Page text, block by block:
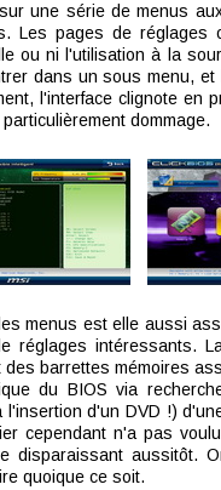
une série de menus
Les pages de réglages
ou ni l'utilisation à la
dans un sous menu,
l'interface clignote en
dommage.
menus est elle aussi
réglages intéressants.
des barrettes mémoires
du BIOS via
l'insertion d'un DVD !)
cependant n'a pas
disparaissant aussitôt.
quoique ce soit.